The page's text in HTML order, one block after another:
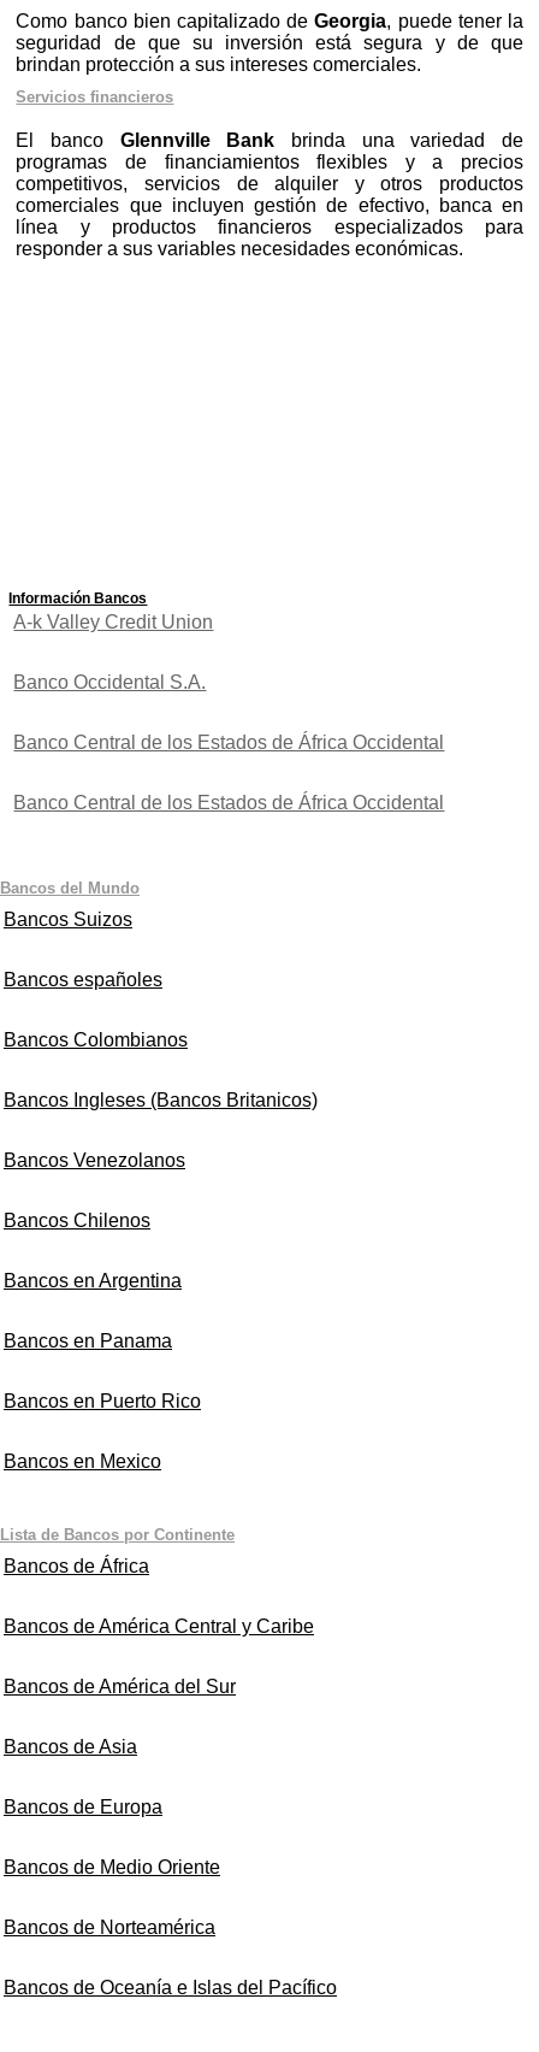
Como banco bien capitalizado deGeorgia, puede tener la
seguridad de que su inversión está segura y de que
brindan protección a sus intereses comerciales.
Servicios financieros
El banco Glennville Bank brinda una variedad de
programas de financiamientos flexibles y a precios
competitivos, servicios de alquiler y otros productos
comerciales que incluyen gestión de efectivo, banca en
línea y productos financieros especializados para
responder a sus variables necesidades económicas.
Información Bancos
A-k Valley Credit Union
Banco Occidental S.A.
Banco Central de los Estados de África Occidental
Banco Central de los Estados de África Occidental
Bancos del Mundo
Bancos Suizos
Bancos españoles
Bancos Colombianos
Bancos Ingleses (Bancos Britanicos)
Bancos Venezolanos
Bancos Chilenos
Bancos en Argentina
Bancos en Panama
Bancos en Puerto Rico
Bancos en Mexico
Lista de Bancos por Continente
Bancos de África
Bancos de América Central y Caribe
Bancos de América del Sur
Bancos de Asia
Bancos de Europa
Bancos de Medio Oriente
Bancos de Norteamérica
Bancos de Oceanía e Islas del Pacífico